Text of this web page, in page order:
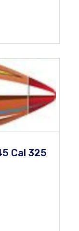
Cal 325